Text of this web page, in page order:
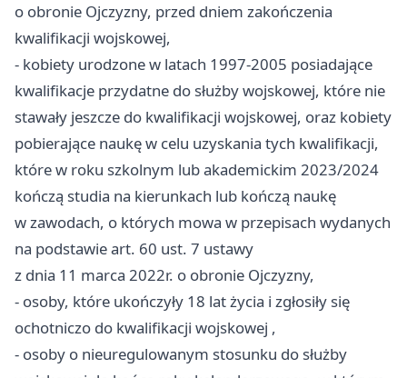
o obronie Ojczyzny, przed dniem zakończenia
kwalifikacji wojskowej,
- kobiety urodzone w latach 1997-2005 posiadające
kwalifikacje przydatne do służby wojskowej, które nie
stawały jeszcze do kwalifikacji wojskowej, oraz kobiety
pobierające naukę w celu uzyskania tych kwalifikacji,
które w roku szkolnym lub akademickim 2023/2024
kończą studia na kierunkach lub kończą naukę
w zawodach, o których mowa w przepisach wydanych
na podstawie art. 60 ust. 7 ustawy
z dnia 11 marca 2022r. o obronie Ojczyzny,
- osoby, które ukończyły 18 lat życia i zgłosiły się
ochotniczo do kwalifikacji wojskowej ,
- osoby o nieuregulowanym stosunku do służby